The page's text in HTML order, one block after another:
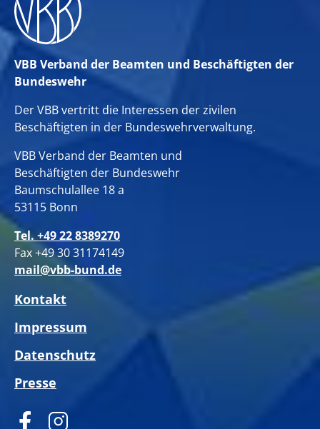
VBB Verband der Beamten und Beschäftigten der
Bundeswehr
Der VBB vertritt die Interessen der zivilen
Beschäftigten in der Bundeswehrverwaltung.
VBB Verband der Beamten und
Beschäftigten der Bundeswehr
Baumschulallee 18 a
53115 Bonn
Tel. +49 22 8389270
Fax +49 30 31174149
mail@vbb-bund.de
Kontakt
Impressum
Datenschutz
Presse